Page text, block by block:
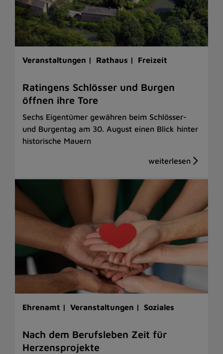
Veranstaltungen | Rathaus | Freizeit
Ratingens Schlösser und Burgen
öffnen ihre Tore
Sechs Eigentümer gewähren beim Schlösser-
und Burgentag am 30. August einen Blick hinter
historische Mauern
Ehrenamt | Veranstaltungen | Soziales
Nach dem Berufsleben Zeit für
Herzensprojekte